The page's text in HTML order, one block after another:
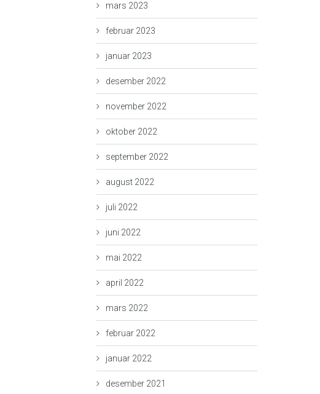
mars 2023
februar 2023
januar 2023
desember 2022
november 2022
oktober 2022
september 2022
august 2022
juli 2022
juni 2022
mai 2022
april 2022
mars 2022
februar 2022
januar 2022
desember 2021